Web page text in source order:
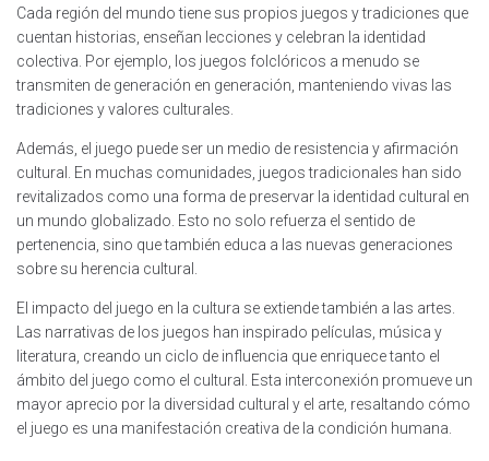
Cada región del mundo tiene sus propios juegos y tradiciones que
cuentan historias, enseñan lecciones y celebran la identidad
colectiva. Por ejemplo, los juegos folclóricos a menudo se
transmiten de generación en generación, manteniendo vivas las
tradiciones y valores culturales.
Además, el juego puede ser un medio de resistencia y afirmación
cultural. En muchas comunidades, juegos tradicionales han sido
revitalizados como una forma de preservar la identidad cultural en
un mundo globalizado. Esto no solo refuerza el sentido de
pertenencia, sino que también educa a las nuevas generaciones
sobre su herencia cultural.
El impacto del juego en la cultura se extiende también a las artes.
Las narrativas de los juegos han inspirado películas, música y
literatura, creando un ciclo de influencia que enriquece tanto el
ámbito del juego como el cultural. Esta interconexión promueve un
mayor aprecio por la diversidad cultural y el arte, resaltando cómo
el juego es una manifestación creativa de la condición humana.